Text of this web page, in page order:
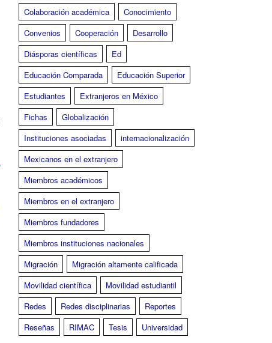
Colaboración académica
Conocimiento
Convenios
Cooperación
Desarrollo
Diásporas científicas
Ed
Educación Comparada
Educación Superior
Estudiantes
Extranjeros en México
Fichas
Globalización
Instituciones asociadas
internacionalización
Mexicanos en el extranjero
Miembros académicos
Miembros en el extranjero
Miembros fundadores
Miembros instituciones nacionales
Migración
Migración altamente calificada
Movilidad científica
Movilidad estudiantil
Redes
Redes disciplinarias
Reportes
Reseñas
RIMAC Tesis Universidad